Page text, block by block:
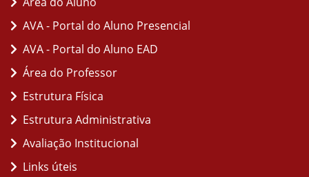
AVA - Portal do Aluno Presencial
AVA - Portal do Aluno EAD
Área do Professor
Estrutura Física
Estrutura Administrativa
Avaliação Institucional
Links úteis